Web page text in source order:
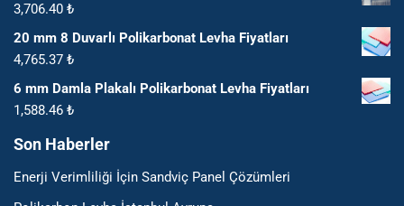
3,706.40 ₺
20 mm 8 Duvarlı Polikarbonat Levha Fiyatları
4,765.37 ₺
6 mm Damla Plakalı Polikarbonat Levha Fiyatları
1,588.46 ₺
Son Haberler
Enerji Verimliliği İçin Sandviç Panel Çözümleri